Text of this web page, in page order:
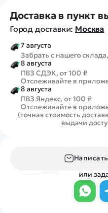
Доставка в пункт
Город доставки: Москва
7 августа
Забрать с нашего
8 августа
ПВЗ СДЭК, от 100 ₽
Отслеживайте в
8 августа
ПВЗ Яндекс, от 100 ₽
Отслеживайте в
(точная стоимость
выдачи
или